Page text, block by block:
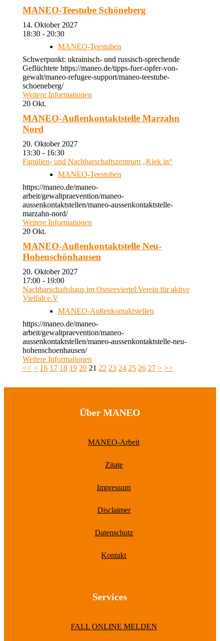
MANEO-Teestube Schöneberg
14. Oktober 2027
18:30 - 20:30
MANEO-Teestuben
Schwerpunkt: ukrainisch- und russisch-sprechende
Geflüchtete https://maneo.de/tipps-fuer-opfer-von-
gewalt/maneo-refugee-support/maneo-teestube-
schoeneberg/
Weitere Informationen
20 Okt.
MANEO-Außenkontaktstelle Marzahn
Nord
20. Oktober 2027
13:30 - 16:30
Familien- und Nachbarschaftszentrum „Kiek in“
MANEO-Teestuben
https://maneo.de/maneo-
arbeit/gewaltpraevention/maneo-
aussenkontaktstellen/maneo-aussenkontaktstelle-
marzahn-nord/
Weitere Informationen
20 Okt.
MANEO-Außenkontaktstelle Neu-
Hohenschönhausen
20. Oktober 2027
17:00 - 19:00
Nachbarschaftshaus im Ostseeviertel Verein für aktive
Vielfalt e.V
MANEO-Außenkontaktstellen
https://maneo.de/maneo-
arbeit/gewaltpraevention/maneo-
aussenkontaktstellen/maneo-aussenkontaktstelle-neu-
hohenschoenhausen/
Weitere Informationen
<< < 16 17 18 19 20 21 22 23 24 25 26 27 > >>
Über MANEO
MANEO-Arbeit
Zitate
Impressum
Disclaimer
Datenschutz
Kontakt
Services
FALL ONLINE MELDEN